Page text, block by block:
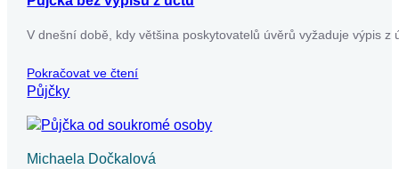
Půjčky
Už máte dost nekonečného